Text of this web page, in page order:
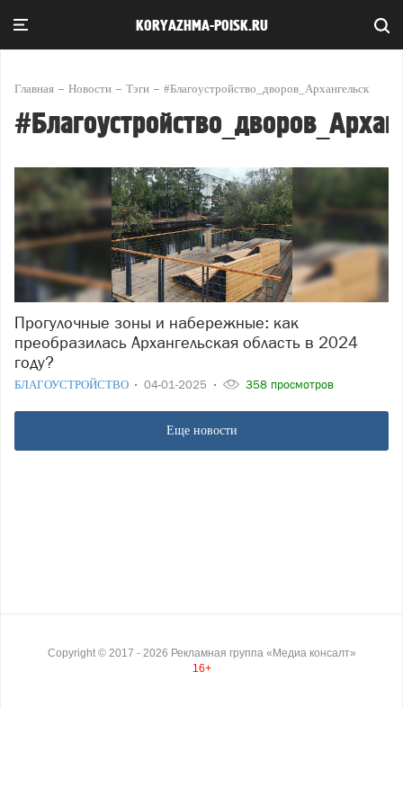
KORYAZHMA-POISK.RU
Главная Новости Тэги #Благоустройство_дворов_Архангельск
Прогулочные зоны и набережные: как
преобразилась Архангельская область в 2024
году?
БЛАГОУСТРОЙСТВО 04-01-2025 358 просмотров
Еще новости
Copyright © 2017 - 2026 Рекламная группа «Медиа консалт»
16+